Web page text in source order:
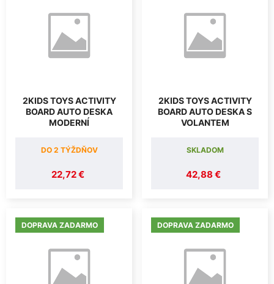
2KIDS TOYS ACTIVITY
BOARD AUTO DESKA
MODERNÍ
22,72 €
DO 2 TÝŽDŇOV
2KIDS TOYS ACTIVITY
BOARD AUTO DESKA S
VOLANTEM
42,88 €
SKLADOM
DOPRAVA ZADARMO DOPRAVA ZADARMO